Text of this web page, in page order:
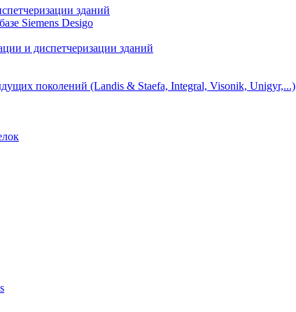
зданий
Siemens Desigo
и диспетчеризации зданий
поколений (Landis & Staefa, Integral, Visonik, Unigyr,...)